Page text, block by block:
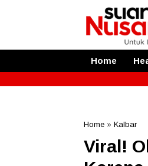
Home
Home » Kalbar
Viral!